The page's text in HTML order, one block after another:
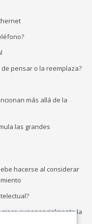
pensar o la reemplaza?
más allá de la
las grandes
hacerse al considerar
exponencialmente la